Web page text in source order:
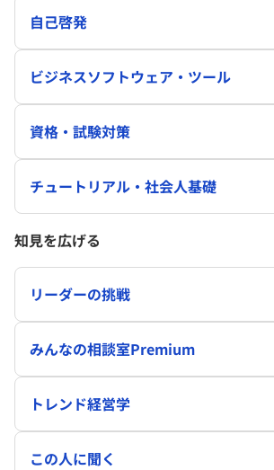
自己啓発
ビジネスソフトウェア・ツール
資格・試験対策
チュートリアル・社会人基礎
知見を広げる
リーダーの挑戦
みんなの相談室Premium
トレンド経営学
この人に聞く